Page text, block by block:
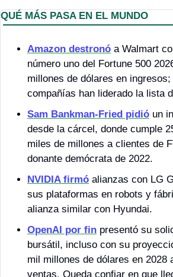
QUÉ MÁS PASA EN EL MUNDO
Amazon destronó a Walmart
número uno del Fortune 500
millones de dólares en
compañías han liderado la lista
Sam Bankman-Fried pidió un
desde la cárcel, donde cumple
miles de millones a clientes de
donante demócrata de 2022.
NVIDIA firmó alianzas con LG
sus plataformas en robots y
alianza similar con Hyundai.
OpenAI por fin presentó su
bursátil, incluso con su
mil millones de dólares en 2028
ventas. Queda confiar en que